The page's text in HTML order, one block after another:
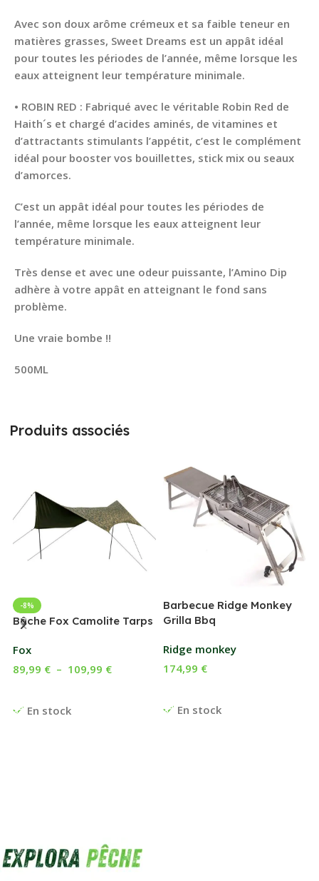
Avec son doux arôme crémeux et sa faible teneur en
matières grasses, Sweet Dreams est un appât idéal
pour toutes les périodes de l’année, même lorsque les
eaux atteignent leur température minimale.
• ROBIN RED : Fabriqué avec le véritable Robin Red de
Haith´s et chargé d’acides aminés, de vitamines et
d’attractants stimulants l’appétit, c’est le complément
idéal pour booster vos bouillettes, stick mix ou seaux
d’amorces.
C’est un appât idéal pour toutes les périodes de
l’année, même lorsque les eaux atteignent leur
température minimale.
Très dense et avec une odeur puissante, l’Amino Dip
adhère à votre appât en atteignant le fond sans
problème.
Une vraie bombe !!
500ML
Produits associés
-8%
Bâche Fox Camolite Tarps
Fox
En stock
89,99 € – 109,99 €
Barbecue Ridge Monkey
Grilla Bbq
Ridge monkey
En stock
174,99 €